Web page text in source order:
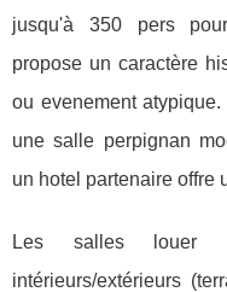
jusqu'à 350 pers
propose un caractère
ou evenement
une salle perpignan
un hotel partenaire offre
Les salles louer
intérieurs/extérieurs